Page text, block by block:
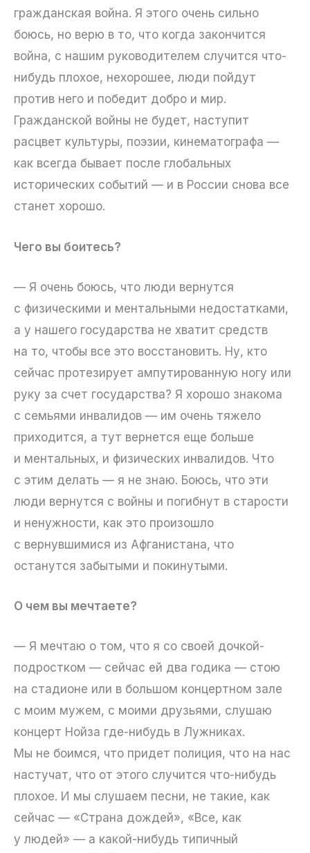
гражданская война. Я этого очень сильно
боюсь, но верю в то, что когда закончится
война, с нашим руководителем случится что-
нибудь плохое, нехорошее, люди пойдут
против него и победит добро и мир.
Гражданской войны не будет, наступит
расцвет культуры, поэзии, кинематографа —
как всегда бывает после глобальных
исторических событий — и в России снова все
станет хорошо.
Чего вы боитесь?
— Я очень боюсь, что люди вернутся
с физическими и ментальными недостатками,
а у нашего государства не хватит средств
на то, чтобы все это восстановить. Ну, кто
сейчас протезирует ампутированную ногу или
руку за счет государства? Я хорошо знакома
с семьями инвалидов — им очень тяжело
приходится, а тут вернется еще больше
и ментальных, и физических инвалидов. Что
с этим делать — я не знаю. Боюсь, что эти
люди вернутся с войны и погибнут в старости
и ненужности, как это произошло
с вернувшимися из Афганистана, что
останутся забытыми и покинутыми.
О чем вы мечтаете?
— Я мечтаю о том, что я со своей дочкой-
подростком — сейчас ей два годика — стою
на стадионе или в большом концертном зале
с моим мужем, с моими друзьями, слушаю
концерт Нойза где-нибудь в Лужниках.
Мы не боимся, что придет полиция, что на нас
настучат, что от этого случится что-нибудь
плохое. И мы слушаем песни, не такие, как
сейчас — «Страна дождей», «Все, как
у людей» — а какой-нибудь типичный